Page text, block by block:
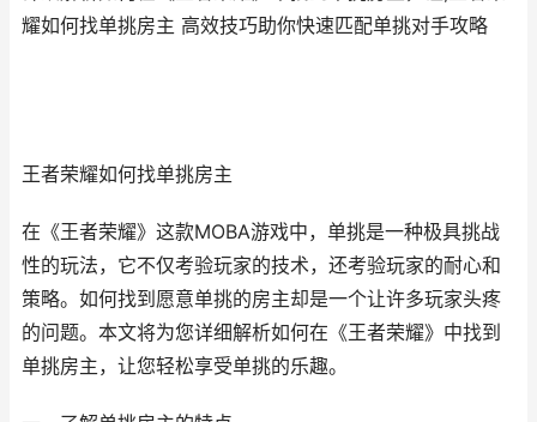
耀如何找单挑房主 高效技巧助你快速匹配单挑对手攻略
王者荣耀如何找单挑房主
在《王者荣耀》这款MOBA游戏中，单挑是一种极具挑战
性的玩法，它不仅考验玩家的技术，还考验玩家的耐心和
策略。如何找到愿意单挑的房主却是一个让许多玩家头疼
的问题。本文将为您详细解析如何在《王者荣耀》中找到
单挑房主，让您轻松享受单挑的乐趣。